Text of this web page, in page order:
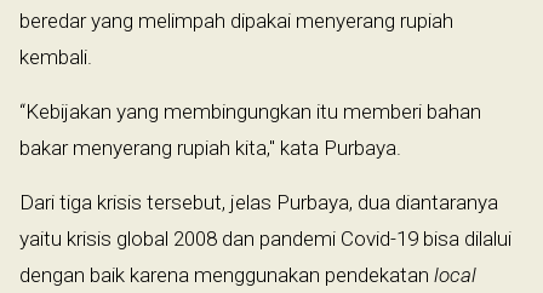
beredar yang melimpah dipakai menyerang rupiah
kembali.
“Kebijakan yang membingungkan itu memberi bahan
bakar menyerang rupiah kita," kata Purbaya.
Dari tiga krisis tersebut, jelas Purbaya, dua diantaranya
yaitu krisis global 2008 dan pandemi Covid-19 bisa dilalui
dengan baik karena menggunakan pendekatan local